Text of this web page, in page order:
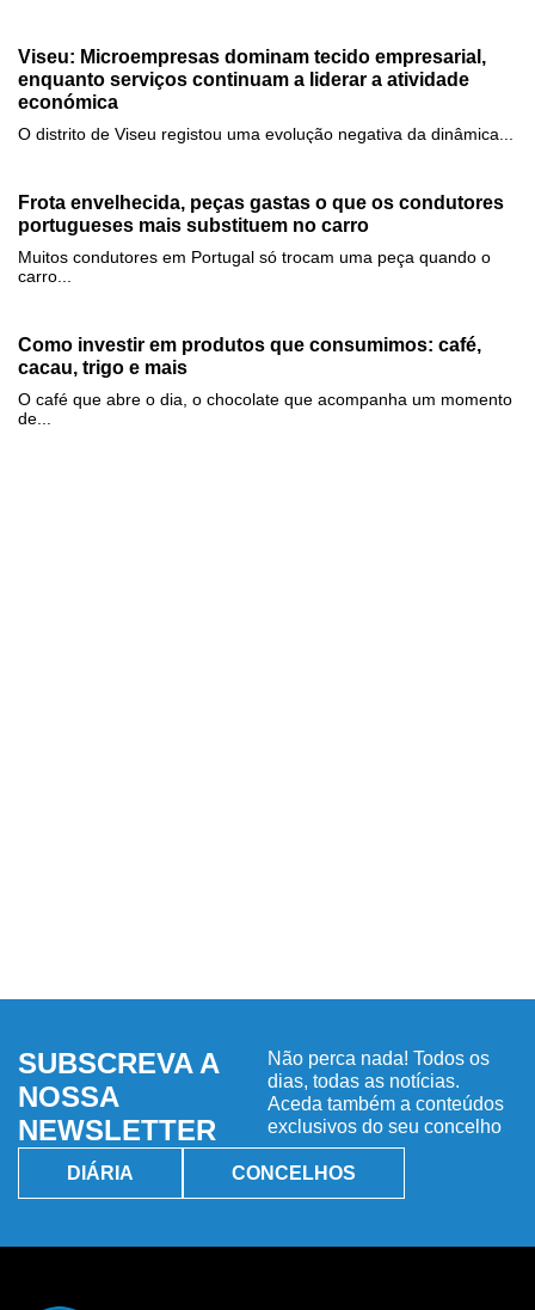
Viseu: Microempresas dominam tecido empresarial,
enquanto serviços continuam a liderar a atividade
económica
O distrito de Viseu registou uma evolução negativa da dinâmica...
Frota envelhecida, peças gastas o que os condutores
portugueses mais substituem no carro
Muitos condutores em Portugal só trocam uma peça quando o
carro...
Como investir em produtos que consumimos: café,
cacau, trigo e mais
O café que abre o dia, o chocolate que acompanha um momento
de...
SUBSCREVA A
NOSSA
NEWSLETTER
Não perca nada! Todos os
dias, todas as notícias.
Aceda também a conteúdos
exclusivos do seu concelho
DIÁRIA CONCELHOS